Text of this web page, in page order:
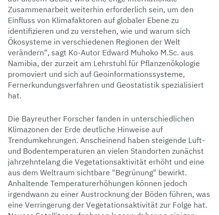
Zusammenarbeit weiterhin erforderlich sein, um den
Einfluss von Klimafaktoren auf globaler Ebene zu
identifizieren und zu verstehen, wie und warum sich
Ökosysteme in verschiedenen Regionen der Welt
verändern“, sagt Ko-Autor Edward Muhoko M.Sc. aus
Namibia, der zurzeit am Lehrstuhl für Pflanzenökologie
promoviert und sich auf Geoinformationssysteme,
Fernerkundungsverfahren und Geostatistik spezialisiert
hat.
Die Bayreuther Forscher fanden in unterschiedlichen
Klimazonen der Erde deutliche Hinweise auf
Trendumkehrungen. Anscheinend haben steigende Luft-
und Bodentemperaturen an vielen Standorten zunächst
jahrzehntelang die Vegetationsaktivität erhöht und eine
aus dem Weltraum sichtbare "Begrünung" bewirkt.
Anhaltende Temperaturerhöhungen können jedoch
irgendwann zu einer Austrocknung der Böden führen, was
eine Verringerung der Vegetationsaktivität zur Folge hat.